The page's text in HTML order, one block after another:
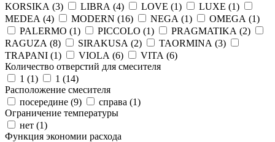
KORSIKA (3) LIBRA (4) LOVE (1) LUXE (1)
MEDEA (4) MODERN (16) NEGA (1) OMEGA (1)
PALERMO (1) PICCOLO (1) PRAGMATIKA (2)
RAGUZA (8) SIRAKUSA (2) TAORMINA (3)
TRAPANI (1) VIOLA (6) VITA (6)
Количество отверстий для смесителя
1 (1) 1 (14)
Расположение смесителя
посередине (9) справа (1)
Ограничение температуры
нет (1)
Функция экономии расхода